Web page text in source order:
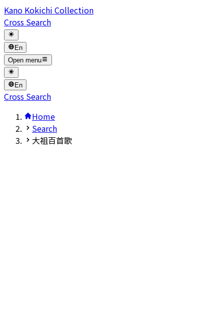
Kano Kokichi Collection
Cross Search
En
Open menu
En
Cross Search
Home
Search
大祖百首歌